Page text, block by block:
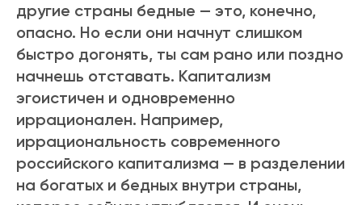
другие страны бедные — это, конечно,
опасно. Но если они начнут слишком
быстро догонять, ты сам рано или поздно
начнешь отставать. Капитализм
эгоистичен и одновременно
иррационален. Например,
иррациональность современного
российского капитализма — в разделении
на богатых и бедных внутри страны,